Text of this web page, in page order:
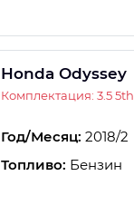
Honda Odyssey
Комплектация: 3.5 5th
Год/Месяц: 2018/2
Топливо: Бензин